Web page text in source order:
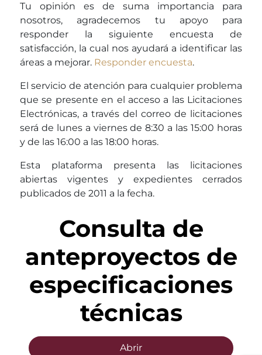
Tu opinión es de suma importancia para
nosotros, agradecemos tu apoyo para
responder la siguiente encuesta de
satisfacción, la cual nos ayudará a identificar las
áreas a mejorar. Responder encuesta.
El servicio de atención para cualquier problema
que se presente en el acceso a las Licitaciones
Electrónicas, a través del correo de licitaciones
será de lunes a viernes de 8:30 a las 15:00 horas
y de las 16:00 a las 18:00 horas.
Esta plataforma presenta las licitaciones
abiertas vigentes y expedientes cerrados
publicados de 2011 a la fecha.
Consulta de
anteproyectos de
especificaciones
técnicas
Abrir